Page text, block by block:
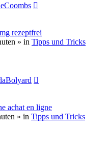
rezeptfrei
» in Tipps und Tricks
achat en ligne
» in Tipps und Tricks